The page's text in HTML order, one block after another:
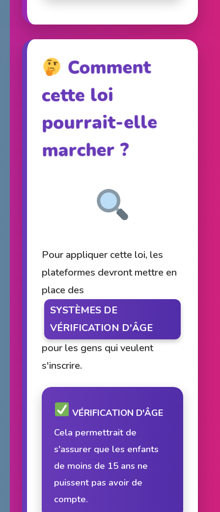
Comment
cette loi
pourrait-elle
marcher ?
Pour appliquer cette loi, les
plateformes devront mettre en
place des
SYSTÈMES DE
VÉRIFICATION D'ÂGE
pour les gens qui veulent
s'inscrire.
VÉRIFICATION D'ÂGE
Cela permettrait de
s'assurer que les enfants
de moins de 15 ans ne
puissent pas avoir de
compte.